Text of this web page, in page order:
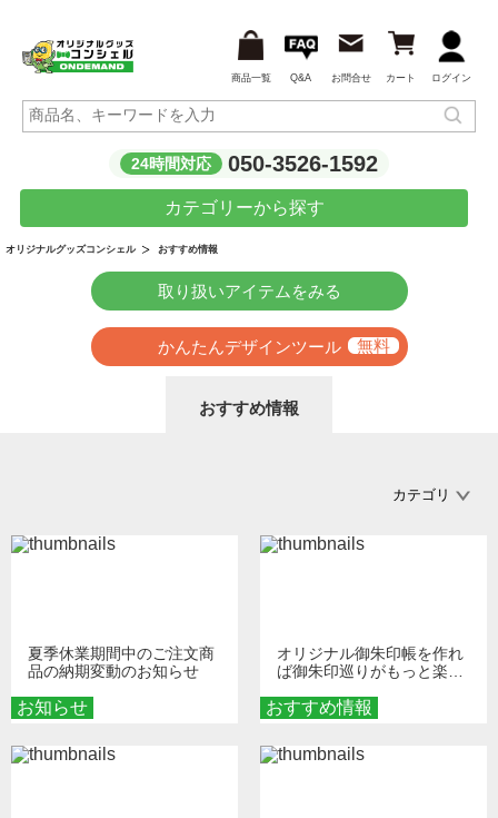
商品一覧 Q&A お問合せ カート ログイン
24時間対応 050-3526-1592
カテゴリーから探す
オリジナルグッズコンシェル おすすめ情報
おすすめ情報
取り扱いアイテムをみる
かんたんデザインツール
カテゴリ
お知らせ
夏季休業期間中のご注文商
品の納期変動のお知らせ
おすすめ情報
オリジナル御朱印帳を作れ
ば御朱印巡りがもっと楽し
メイドする魅力と選び方